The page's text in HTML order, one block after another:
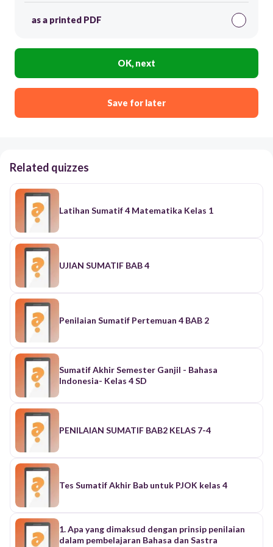
as a printed PDF
OK, next
Save for later
Related quizzes
Latihan Sumatif 4 Matematika Kelas 1
UJIAN SUMATIF BAB 4
Penilaian Sumatif Pertemuan 4 BAB 2
Sumatif Akhir Semester Ganjil - Bahasa
Indonesia- Kelas 4 SD
PENILAIAN SUMATIF BAB2 KELAS 7-4
Tes Sumatif Akhir Bab untuk PJOK kelas 4
1. Apa yang dimaksud dengan prinsip penilaian
dalam pembelajaran Bahasa dan Sastra